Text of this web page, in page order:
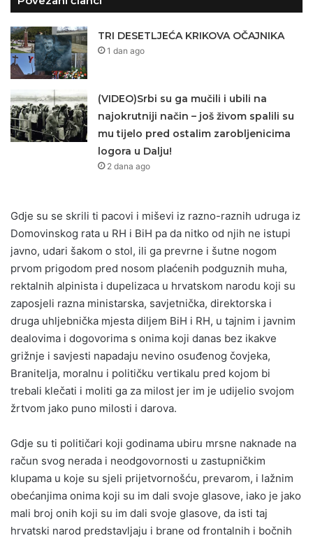
TRI DESETLJEĆA KRIKOVA OČAJNIKA
1 dan ago
(VIDEO)Srbi su ga mučili i ubili na
najokrutniji način – još živom spalili su
mu tijelo pred ostalim zarobljenicima
logora u Dalju!
2 dana ago
Gdje su se skrili ti pacovi i miševi iz razno-raznih udruga iz
Domovinskog rata u RH i BiH pa da nitko od njih ne istupi
javno, udari šakom o stol, ili ga prevrne i šutne nogom
prvom prigodom pred nosom plaćenih podguznih muha,
rektalnih alpinista i dupelizaca u hrvatskom narodu koji su
zaposjeli razna ministarska, savjetnička, direktorska i
druga uhljebnička mjesta diljem BiH i RH, u tajnim i javnim
dealovima i dogovorima s onima koji danas bez ikakve
grižnje i savjesti napadaju nevino osuđenog čovjeka,
Branitelja, moralnu i političku vertikalu pred kojom bi
trebali klečati i moliti ga za milost jer im je udijelio svojom
žrtvom jako puno milosti i darova.
Gdje su ti političari koji godinama ubiru mrsne naknade na
račun svog nerada i neodgovornosti u zastupničkim
klupama u koje su sjeli prijetvornošću, prevarom, i lažnim
obećanjima onima koji su im dali svoje glasove, iako je jako
mali broj onih koji su im dali svoje glasove, da isti taj
hrvatski narod predstavljaju i brane od frontalnih i bočnih